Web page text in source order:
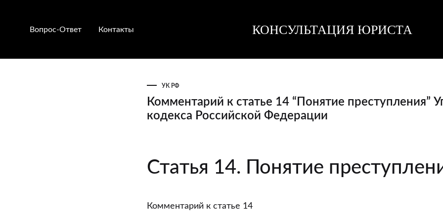
Вопрос-Ответ Контакты КОНСУЛЬТАЦИЯ ЮРИСТА
юриста
юриста
УК РФ
Комментарий к статье 14 “Понятие преступления”
кодекса Российской Федерации
Комментарий
к
14
“Понятие
Статья 14. Понятие
Комментарий к статье 14